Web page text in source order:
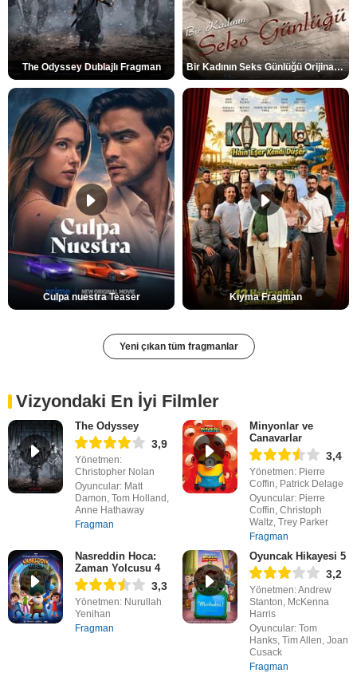
The Odyssey Dublajlı Fragman Bir Kadının Seks Günlüğü Orijinal Fragman
Culpa nuestra Teaser Kıyma Fragman
Yeni çıkan tüm fragmanlar
Vizyondaki En İyi Filmler
The Odyssey
3,9
Yönetmen:
Christopher Nolan
Oyuncular: Matt
Damon, Tom Holland,
Anne Hathaway
Fragman
Minyonlar ve
Canavarlar
3,4
Yönetmen: Pierre
Coffin, Patrick Delage
Oyuncular: Pierre
Coffin, Christoph
Waltz, Trey Parker
Fragman
Nasreddin Hoca:
Zaman Yolcusu 4
3,3
Yönetmen: Nurullah
Yenihan
Fragman
Oyuncak Hikayesi 5
3,2
Yönetmen: Andrew
Stanton, McKenna
Harris
Oyuncular: Tom
Hanks, Tim Allen, Joan
Cusack
Fragman